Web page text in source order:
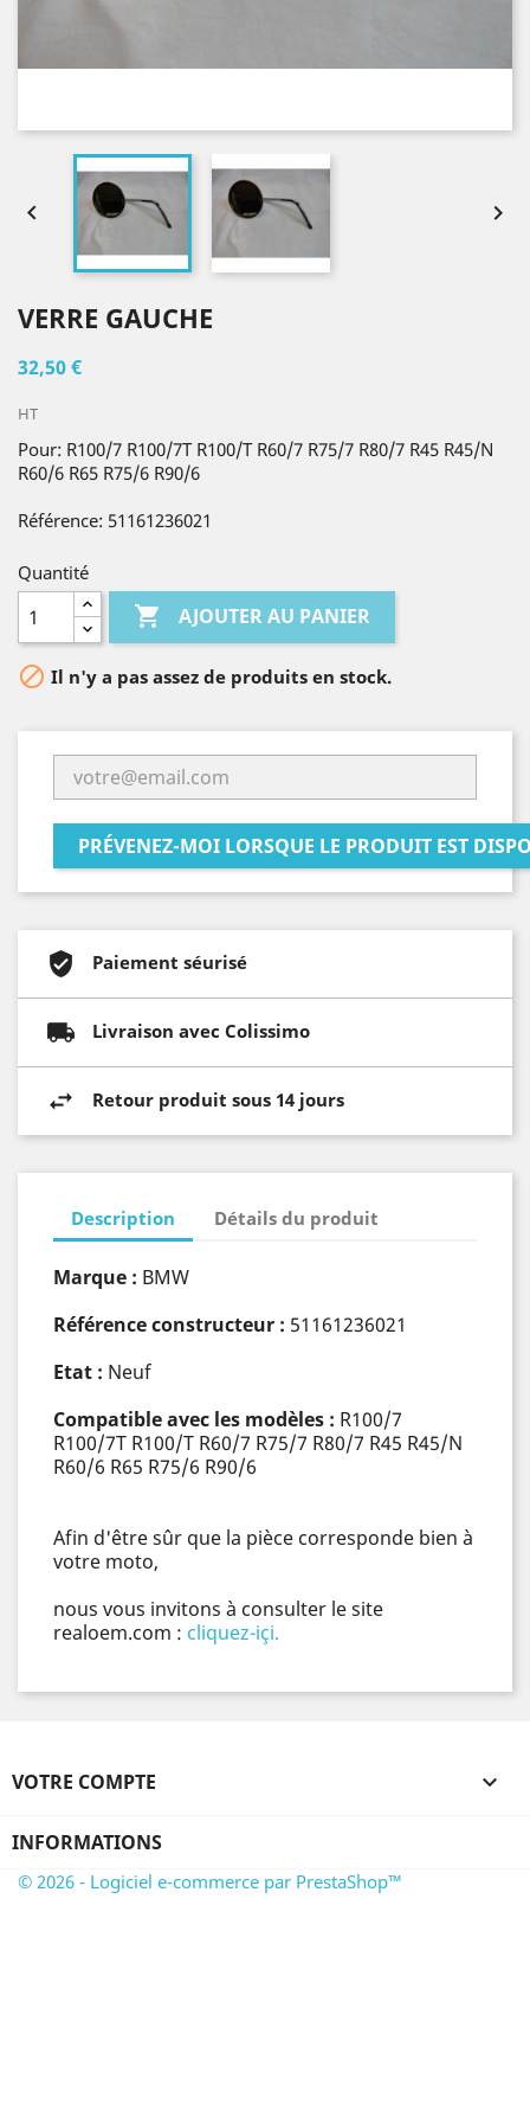
 
VERRE GAUCHE
32,50 €
HT
Pour: R100/7 R100/7T R100/T R60/7 R75/7 R80/7 R45 R45/N
R60/6 R65 R75/6 R90/6
Référence: 51161236021
Quantité
 AJOUTER AU PANIER
 Il n'y a pas assez de produits en stock.
PRÉVENEZ-MOI LORSQUE LE PRODUIT EST
Paiement séurisé
Livraison avec Colissimo
Retour produit sous 14 jours
Description Détails du produit
Marque : BMW
Référence constructeur : 51161236021
Etat : Neuf
Compatible avec les modèles : R100/7
R100/7T R100/T R60/7 R75/7 R80/7 R45 R45/N
R60/6 R65 R75/6 R90/6
Afin d'être sûr que la pièce corresponde bien à
votre moto,
nous vous invitons à consulter le site
realoem.com : cliquez-içi.
VOTRE COMPTE 
INFORMATIONS
© 2026 - Logiciel e-commerce par PrestaShop™